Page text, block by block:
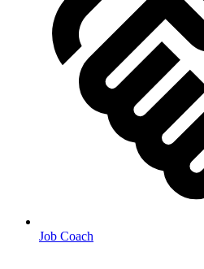
Job Coach